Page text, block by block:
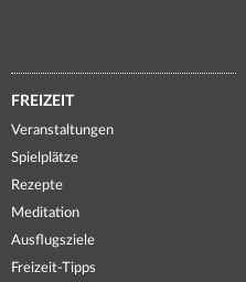
FREIZEIT
Veranstaltungen
Spielplätze
Rezepte
Meditation
Ausflugsziele
Freizeit-Tipps